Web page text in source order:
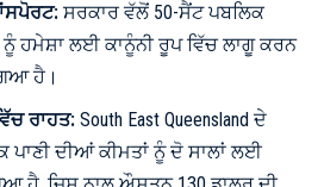
ਸਰਕਾਰ ਵੱਲੋਂ 50-ਸੈਂਟ ਪਬਲਿਕ
ਨੂੰ ਹਮੇਸ਼ਾ ਲਈ ਕਾਨੂੰਨੀ ਰੂਪ ਵਿੱਚ ਲਾਗੂ ਕਰਨ
ਹੈ।
ਰਾਹਤ:South East Queensland ਦੇ
ਪਾਣੀ ਦੀਆਂ ਕੀਮਤਾਂ ਨੂੰ ਦੋ ਸਾਲਾਂ ਲਈ